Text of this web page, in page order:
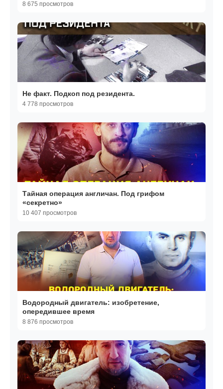
8 675 просмотров
Не факт. Подкоп под резидента.
4 778 просмотров
Тайная операция англичан. Под грифом
«секретно»
10 407 просмотров
Водородный двигатель: изобретение,
опередившее время
8 876 просмотров